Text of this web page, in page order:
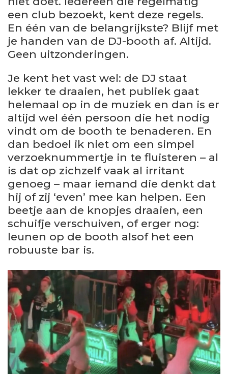
een club bezoekt, kent deze regels.
En één van de belangrijkste? Blijf met
je handen van de DJ-booth af. Altijd.
Geen uitzonderingen.
Je kent het vast wel: de DJ staat
lekker te draaien, het publiek gaat
helemaal op in de muziek en dan is er
altijd wel één persoon die het nodig
vindt om de booth te benaderen. En
dan bedoel ik niet om een simpel
verzoeknummertje in te fluisteren – al
is dat op zichzelf vaak al irritant
genoeg – maar iemand die denkt dat
hij of zij ‘even’ mee kan helpen. Een
beetje aan de knopjes draaien, een
schuifje verschuiven, of erger nog:
leunen op de booth alsof het een
robuuste bar is.